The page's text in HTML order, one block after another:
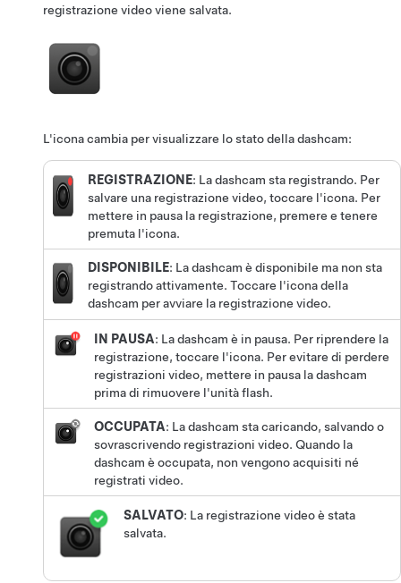
registrazione video viene salvata.
L'icona cambia per visualizzare lo stato della dashcam:
REGISTRAZIONE: La dashcam sta registrando. Per
salvare una registrazione video, toccare l'icona. Per
mettere in pausa la registrazione, premere e tenere
premuta l'icona.
DISPONIBILE: La dashcam è disponibile ma non sta
registrando attivamente. Toccare l'icona della
dashcam per avviare la registrazione video.
IN PAUSA: La dashcam è in pausa. Per riprendere la
registrazione, toccare l'icona. Per evitare di perdere
registrazioni video, mettere in pausa la dashcam
prima di rimuovere l'unità flash.
OCCUPATA: La dashcam sta caricando, salvando o
sovrascrivendo registrazioni video. Quando la
dashcam è occupata, non vengono acquisiti né
registrati video.
SALVATO: La registrazione video è stata
salvata.